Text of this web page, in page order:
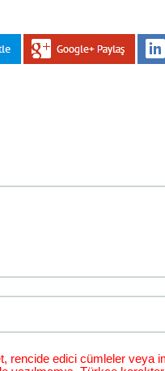
rencide edici cümleler veya